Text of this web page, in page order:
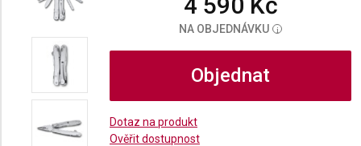
NA OBJEDNÁVKU i
Objednat
Dotaz na produkt
Ověřit dostupnost